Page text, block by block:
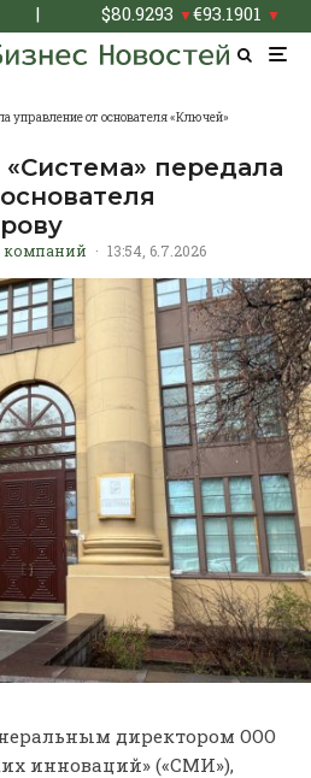
| $80.9293 ▼€93.1901 ▼
управление от основателя «Ключей»
передала
компаний · 13:54, 6.7.2026
директором ООО
инноваций» («СМИ»),